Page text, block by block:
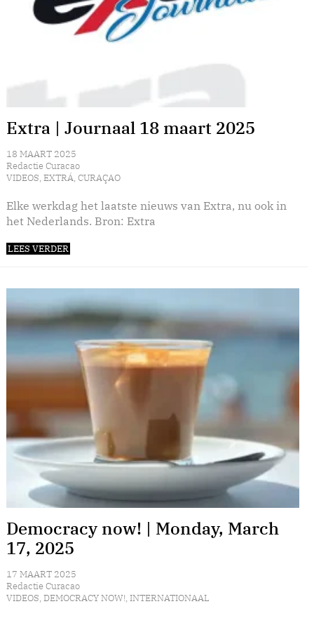
Extra | Journaal 18 maart 2025
18 MAART 2025
Redactie Curacao
VIDEOS, EXTRÁ, CURAÇAO
Elke werkdag het laatste nieuws van Extra, nu ook in
het Nederlands. Bron: Extra
LEES VERDER
Democracy now! | Monday, March
17, 2025
17 MAART 2025
Redactie Curacao
VIDEOS, DEMOCRACY NOW!, INTERNATIONAAL